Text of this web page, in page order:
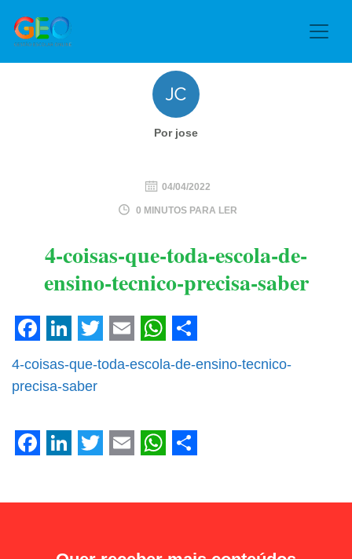
Por jose
04/04/2022
0 MINUTOS PARA LER
4-coisas-que-toda-escola-de-
ensino-tecnico-precisa-saber
Facebook
LinkedIn
Twitter
EmailWhatsApp
Share
4-coisas-que-toda-escola-de-ensino-tecnico-
precisa-saber